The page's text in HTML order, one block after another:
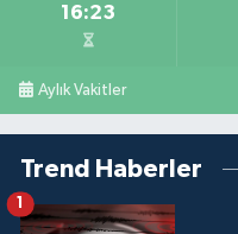
16:23
Aylık Vakitler
Trend Haberler
1